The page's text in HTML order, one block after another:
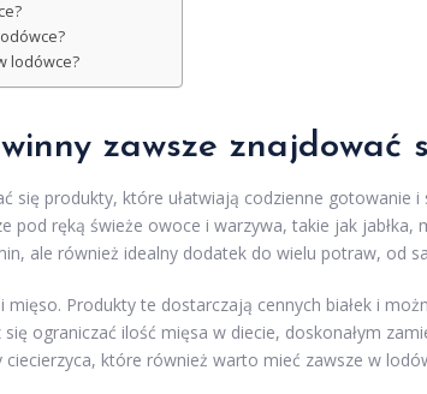
lodówce?
zawsze znajdować
się produkty, które ułatwiają codzienne gotowanie
pod ręką świeże owoce i warzywa, takie jak jabłka,
ale również idealny dodatek do wielu potraw, od
Produkty te dostarczają cennych białek i
ograniczać ilość mięsa w diecie, doskonałym
ciecierzyca, które również warto mieć zawsze w